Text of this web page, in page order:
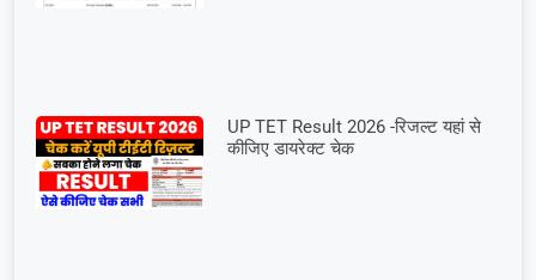
UP TET Result 2026 -रिजल्ट यहां से
कीजिए डायरेक्ट चेक